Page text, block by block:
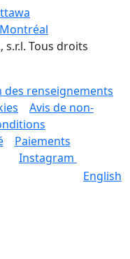
Montréal
s.r.l. Tous droits
renseignements
Avis de non-
Paiements
Instagram
English